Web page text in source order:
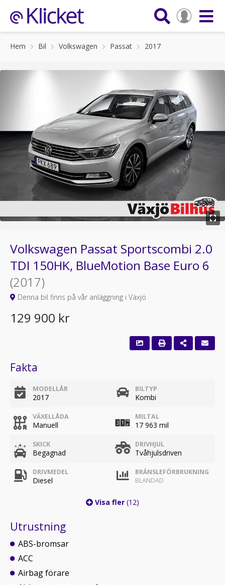
Hem Bil Volkswagen Passat 2017
Volkswagen Passat Sportscombi 2.0
TDI 150HK, BlueMotion Base Euro 6
(2017)
Denna bil finns på vår anläggning i Växjö
129 900 kr
Fakta
MODELLÅR
2017
BILTYP
Kombi
VÄXELLÅDA
Manuell
MILTAL
17 963 mil
SKICK
Begagnad
DRIVHJUL
Tvåhjulsdriven
DRIVMEDEL
Diesel
BRÄNSLEFÖRBRUKNING
BLANDAD
Visa fler (12)
Utrustning
ABS-bromsar
ACC
Airbag förare